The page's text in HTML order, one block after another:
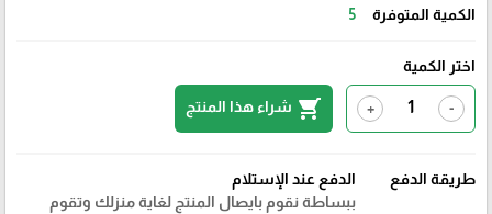
الكمية المتوفرة 5
اختر الكمية
-
+
shopping_cart شراء هذا المنتج
طريقة الدفع
الدفع عند الإستلام
ببساطة نقوم بايصال المنتج لغاية منزلك وتقوم